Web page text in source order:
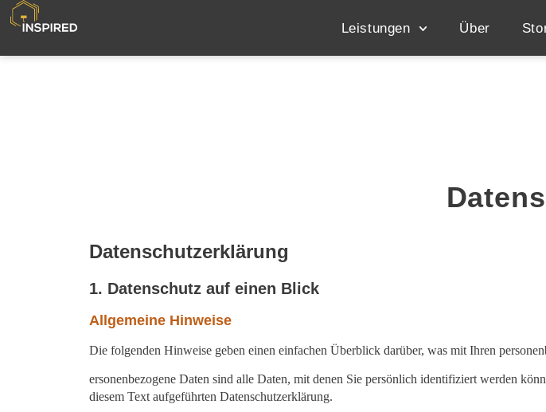
Leistungen Über
Datenschutzerklärung
1. Datenschutz auf einen Blick
Allgemeine Hinweise
Die folgenden Hinweise geben einen einfachen Überblick darüber, was mit Ihren
ersonenbezogene Daten sind alle Daten, mit denen Sie persönlich identifiziert werden
diesem Text aufgeführten Datenschutzerklärung.